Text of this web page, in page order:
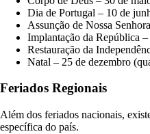
Dia de Portugal – 10 de
Assunção de Nossa
Implantação da República
Restauração da
Natal – 25 de dezembro
Feriados Regionais
Além dos feriados nacionais,
específica do país.